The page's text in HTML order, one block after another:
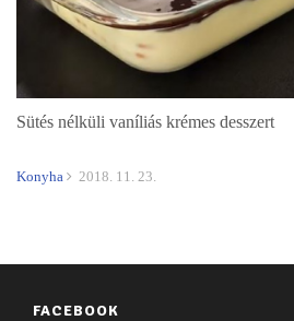
Sütés nélküli vaníliás krémes desszert
Konyha 2018. 11. 23.
FACEBOOK